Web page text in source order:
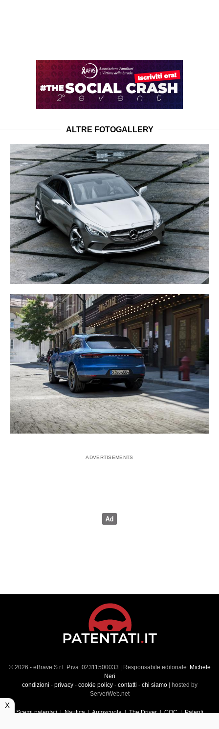
ALTRE FOTOGALLERY
© 2026 - eBrave S.r.l. P.iva: 02311500033 | Responsabile editoriale: Michele
Neri
condizioni - privacy- cookie policy- contatti - chi siamo| hosted by
ServerWeb.net
Scemi patentati|Nautica|Autoscuola|The Driver|CQC|Patenti
X